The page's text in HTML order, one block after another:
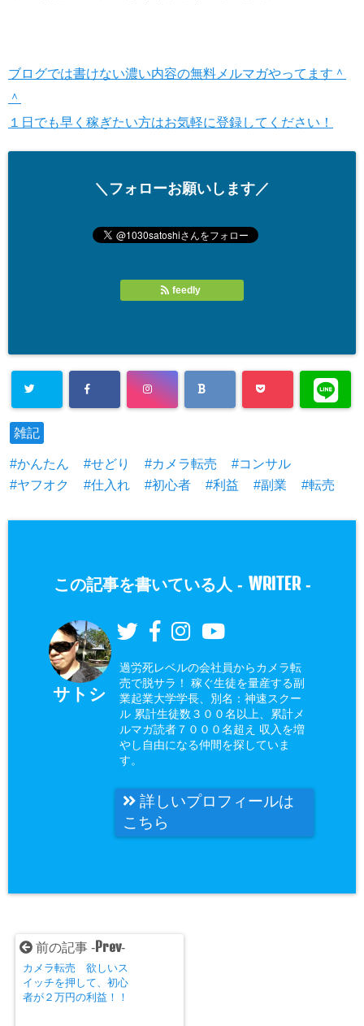
ブログでは書けない濃い内容の無料メルマガやってます＾
＾
１日でも早く稼ぎたい方はお気軽に登録してください！
＼フォローお願いします／
feedly
雑記
かんたん せどり カメラ転売
コンサル
ヤフオク
仕入れ 初心者 利益 副業 転売
この記事を書いている人 - WRITER-
サトシ
過労死レベルの会社員からカメラ転
売で脱サラ！ 稼ぐ生徒を量産する副
業起業大学学長、別名：神速スクー
ル 累計生徒数３００名以上、累計メ
ルマガ読者７０００名超え 収入を増
やし自由になる仲間を探していま
す。
詳しいプロフィールは
こちら
前の記事 - Prev-
カメラ転売 欲しいス
イッチを押して、初心
者が２万円の利益！！